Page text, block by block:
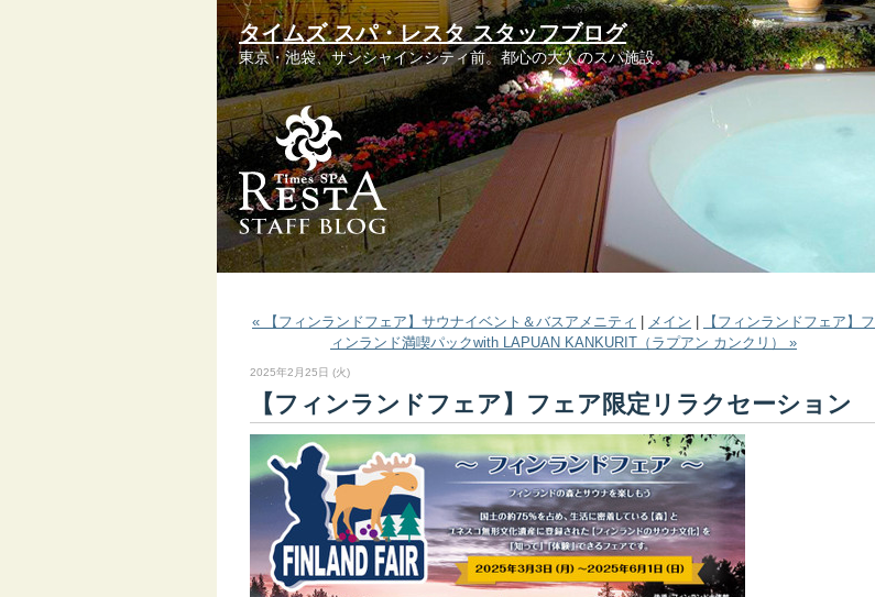
タイムズ スパ・レスタ スタッフブログ
東京・池袋、サンシャインシティ前。都心の大人のスパ施設。
« 【フィンランドフェア】サウナイベント＆バスアメニティ メイン
【フィンランドフェア】フ
ィンランド満喫パックwith LAPUAN KANKURIT（ラプアン カンクリ） »
2025年2月25日 (火)
【フィンランドフェア】フェア限定リラクセーション